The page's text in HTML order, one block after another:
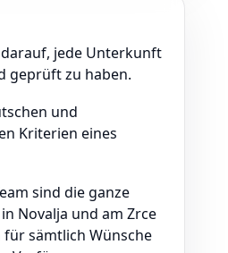
jede Unterkunft
geprüft zu haben.
und
Kriterien eines
sind die ganze
Novalja und am Zrce
für sämtlich Wünsche